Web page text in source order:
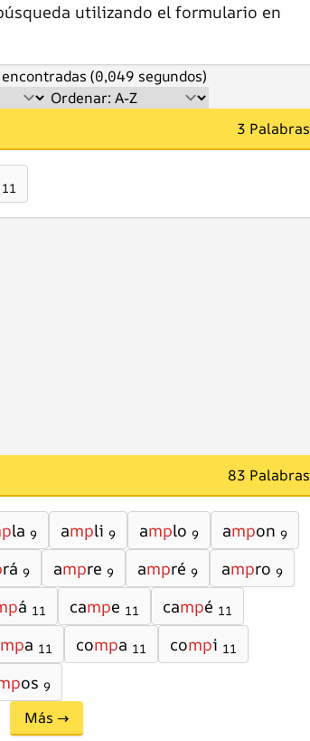
utilizando el formulario en
(0,049 segundos)
3 Palabras
11
83 Palabras
la 9 ampli 9 amplo 9 ampon 9
rá 9 ampre 9 ampré 9 ampro 9
á 11 campe 11 campé 11
mpa 11 compa 11 compi 11
os 9
Más →